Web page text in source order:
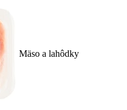
Mäso a lahôdky